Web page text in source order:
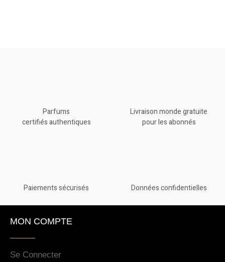
Parfums
certifiés authentiques
Livraison monde gratuite
pour les abonnés
Paiements sécurisés Données confidentielles
MON COMPTE
Se Connecter